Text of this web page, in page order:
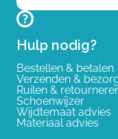
Hulp nodig?
Bestellen & betalen
Verzenden &
Ruilen &
Schoenwijzer
Wijdtemaat advies
Materiaal advies